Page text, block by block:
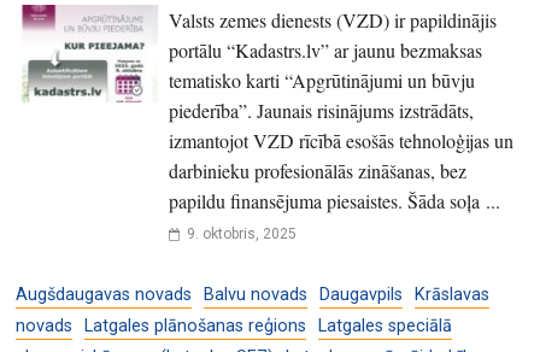
Valsts zemes dienests (VZD) ir papildinājis
portālu “Kadastrs.lv” ar jaunu bezmaksas
tematisko karti “Apgrūtinājumi un būvju
piederība”. Jaunais risinājums izstrādāts,
izmantojot VZD rīcībā esošās tehnoloģijas un
darbinieku profesionālās zināšanas, bez
papildu finansējuma piesaistes. Šāda soļa ...
9. oktobris, 2025
Augšdaugavas novads Balvu novads Daugavpils
Krāslavas
novads
Latgales plānošanas reģions
Latgales speciālā